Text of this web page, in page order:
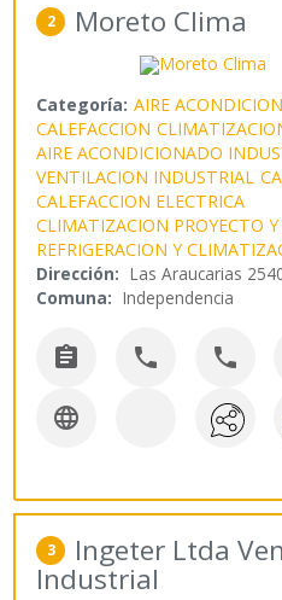
2 Moreto Clima
Categoría: AIRE
CALEFACCION
AIRE ACONDICIONADO
VENTILACION INDUSTRIAL
CALEFACCION ELECTRICA
CLIMATIZACION PROYECTO Y
REFRIGERACION Y
Dirección: Las Araucarias
Comuna: Independencia
  

3 Ingeter Ltda
Industrial